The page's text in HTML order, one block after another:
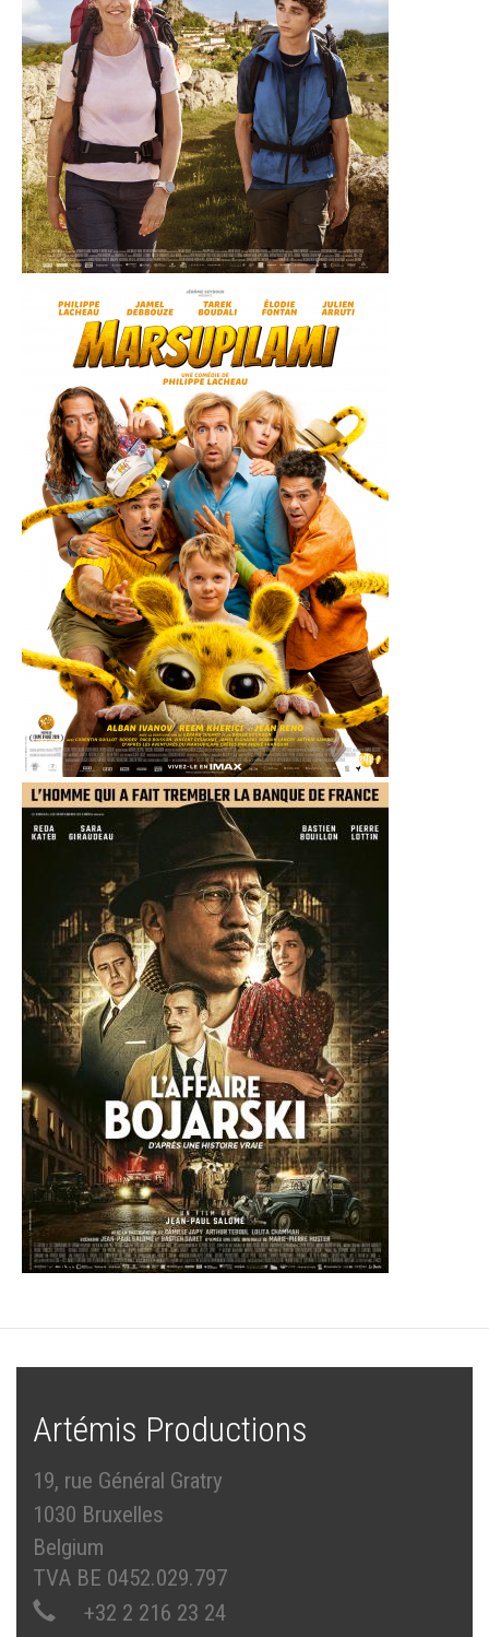
Artémis Productions
19, rue Général Gratry
1030 Bruxelles
Belgium
TVA BE 0452.029.797
+32 2 216 23 24